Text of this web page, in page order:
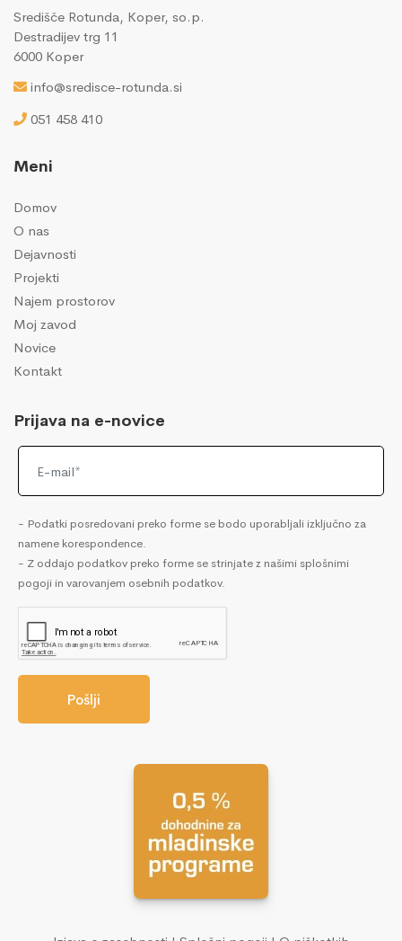
Središče Rotunda, Koper, so.p.
Destradijev trg 11
6000 Koper
info@sredisce-rotunda.si
051 458 410
Meni
Domov
O nas
Dejavnosti
Projekti
Najem prostorov
Moj zavod
Novice
Kontakt
Prijava na e-novice
- Podatki posredovani preko forme se bodo uporabljali izključno za
namene korespondence.
- Z oddajo podatkov preko forme se strinjate z našimi splošnimi
pogoji in varovanjem osebnih podatkov.
Pošlji